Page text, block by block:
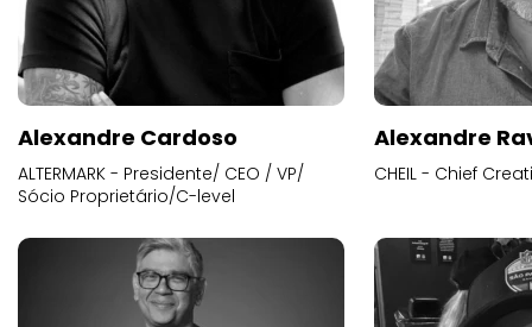
Alexandre Cardoso
ALTERMARK - Presidente/ CEO / VP/
Sócio Proprietário/C-level
Alexandre
CHEIL - Chief